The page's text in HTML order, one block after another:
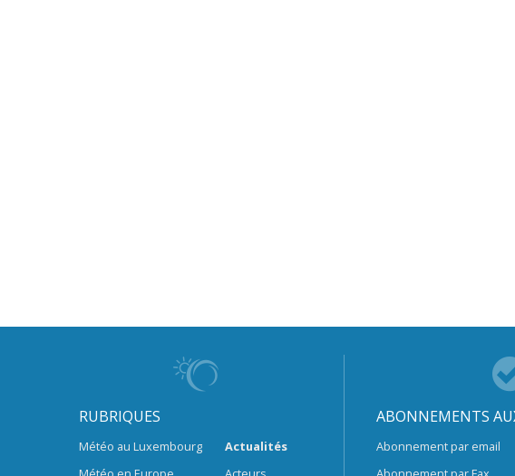
RUBRIQUES
Météo au Luxembourg
Actualités
ABONNEMENTS
Abonnement par email